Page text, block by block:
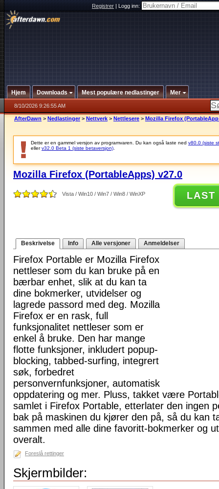
Registrer|Logg inn:
Hjem Downloads Mest populære nedlastinger Mer
8/10/2026 9:26:55 AM
AfterDawn > Nedlastinger > Nettverk > Nettlesere > Mozilla Firefox
Dette er en gammel versjon av programvaren. Du kan også laste ned v80.0 (siste
ellerv32.0 Beta 1 (siste betaversjon)
Mozilla Firefox (PortableApps) v27.0
Vista / Win10 / Win7 / Win8 / WinXP LAST
Beskrivelse Info Alle versjoner Anmeldelser
Firefox Portable er Mozilla Firefox
nettleser som du kan bruke på en
bærbar enhet, slik at du kan ta
dine bokmerker, utvidelser og
lagrede passord med deg. Mozilla
Firefox er en rask, full
funksjonalitet nettleser som er
enkel å bruke. Den har mange
flotte funksjoner, inkludert popup-
blocking, tabbed-surfing, integrert
søk, forbedret
personvernfunksjoner, automatisk
oppdatering og mer. Pluss, takket være
samlet i Firefox Portable, etterlater den ingen
bak på maskinen du kjører den på, så du kan
sammen med alle dine favoritt-bokmerker og
overalt.
Foreslå rettinger
Skjermbilder: